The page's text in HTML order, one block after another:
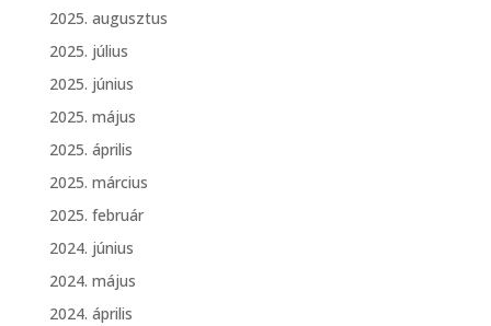
2025. augusztus
2025. július
2025. június
2025. május
2025. április
2025. március
2025. február
2024. június
2024. május
2024. április